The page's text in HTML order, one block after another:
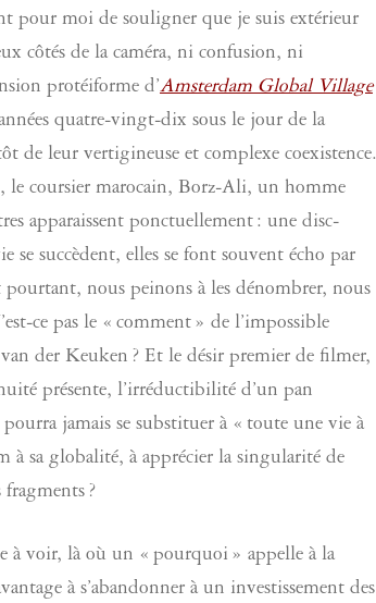
pour moi de souligner que je suis extérieur
côtés de la caméra, ni confusion, ni
protéiforme d’Amsterdam Global Village
quatre-vingt-dix sous le jour de la
de leur vertigineuse et complexe coexistence.
coursier marocain, Borz-Ali, un homme
apparaissent ponctuellement : une disc-
se succèdent, elles se font souvent écho par
pourtant, nous peinons à les dénombrer, nous
ce pas le « comment » de l’impossible
der Keuken ? Et le désir premier de filmer,
présente, l’irréductibilité d’un pan
jamais se substituer à « toute une vie à
à sa globalité, à apprécier la singularité de
?
à voir, là où un « pourquoi » appelle à la
à s’abandonner à un investissement des